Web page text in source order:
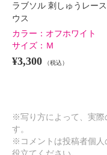
ラブソル 刺しゅうレー
ウス
カラー： オフホワイト
サイズ： Ｍ
¥3,300 （税込）
※写り方によって、実際
す。
※コメントは投稿者個人